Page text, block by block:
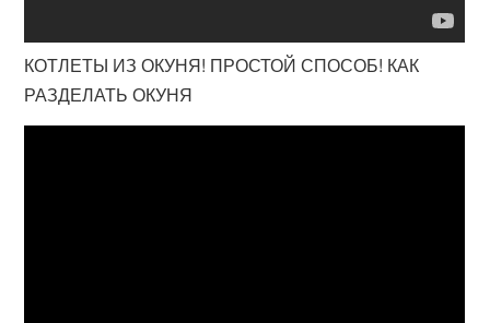
КОТЛЕТЫ ИЗ ОКУНЯ! ПРОСТОЙ СПОСОБ! КАК
РАЗДЕЛАТЬ ОКУНЯ